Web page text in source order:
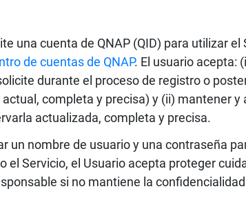
una cuenta de QNAP (QID) para utilizar
de cuentas de QNAP. El usuario acepta:
durante el proceso de registro o
completa y precisa) y (ii) mantener
actualizada, completa y precisa.
un nombre de usuario y una contraseña
el Servicio, el Usuario acepta proteger
si no mantiene la